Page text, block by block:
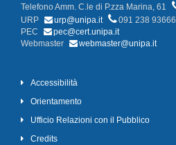
Telefono Amm. C.le di P.zza Marina, 61
URP
urp@unipa.it
091 238 93666
PEC
pec@cert.unipa.it
Webmaster
webmaster@unipa.it
Accessibilità
Orientamento
Ufficio Relazioni con il Pubblico
Credits